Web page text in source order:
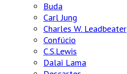
Buda
Carl Jung
Charles W. Leadbeater
Confúcio
C.S.Lewis
Dalai Lama